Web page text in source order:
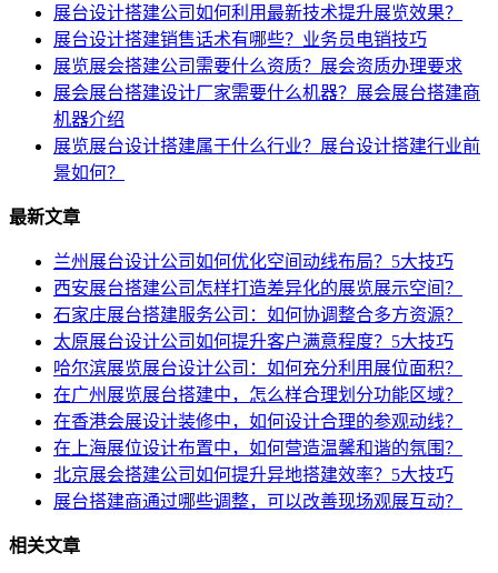
展台设计搭建公司如何利用最新技术提升展览效果？
展台设计搭建销售话术有哪些？业务员电销技巧
展览展会搭建公司需要什么资质？展会资质办理要求
展会展台搭建设计厂家需要什么机器？展会展台搭建商
机器介绍
展览展台设计搭建属于什么行业？展台设计搭建行业前
景如何？
最新文章
兰州展台设计公司如何优化空间动线布局？5大技巧
西安展台搭建公司怎样打造差异化的展览展示空间？
石家庄展台搭建服务公司：如何协调整合多方资源？
太原展台设计公司如何提升客户满意程度？5大技巧
哈尔滨展览展台设计公司：如何充分利用展位面积？
在广州展览展台搭建中，怎么样合理划分功能区域？
在香港会展设计装修中，如何设计合理的参观动线？
在上海展位设计布置中，如何营造温馨和谐的氛围？
北京展会搭建公司如何提升异地搭建效率？5大技巧
展台搭建商通过哪些调整，可以改善现场观展互动？
相关文章